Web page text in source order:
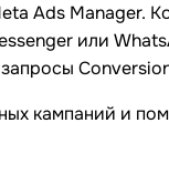
Ads Manager.
или
кампаний и